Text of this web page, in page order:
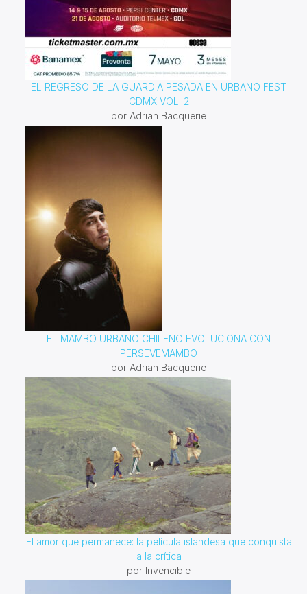
EL REGRESO DE LA GUARDIA PESADA EN URBANO FEST
CDMX VOL. 2
por Adrian Bacquerie
EL MAMBO URBANO CHILENO EVOLUCIONA CON
PERSEVEMAMBO
por Adrian Bacquerie
El amor que permanece: la película islandesa que conquista
a la crítica
por Invencible